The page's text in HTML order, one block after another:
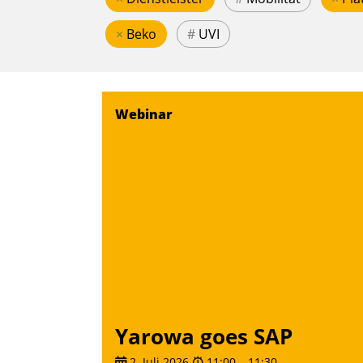
× Beko # UVI
Webinar
Yarowa goes SAP